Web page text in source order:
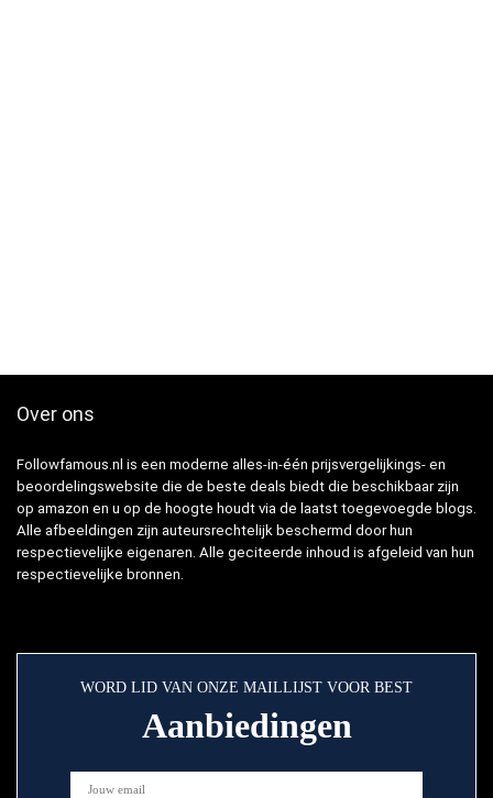
Over ons
Followfamous.nl is een moderne alles-in-één prijsvergelijkings- en
beoordelingswebsite die de beste deals biedt die beschikbaar zijn
op amazon en u op de hoogte houdt via de laatst toegevoegde blogs.
Alle afbeeldingen zijn auteursrechtelijk beschermd door hun
respectievelijke eigenaren. Alle geciteerde inhoud is afgeleid van hun
respectievelijke bronnen.
WORD LID VAN ONZE MAILLIJST VOOR BEST
Aanbiedingen